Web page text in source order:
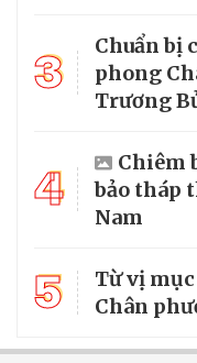
3
Chuẩn bị
phong
Trương
4
Chiêm
bảo tháp
Nam
5
Từ vị
Chân